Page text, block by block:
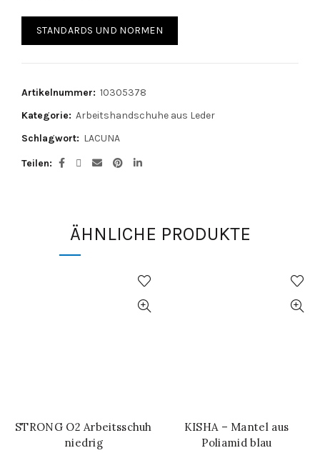
STANDARDS UND NORMEN
Artikelnummer: 10305378
Kategorie: Arbeitshandschuhe aus Leder
Schlagwort: LACUNA
Teilen
ÄHNLICHE PRODUKTE
SCHNELL-EINKAUF
STRONG O2 Arbeitsschuh
niedrig
IN DEN WARENKORB
KISHA – Mantel aus
Poliamid blau